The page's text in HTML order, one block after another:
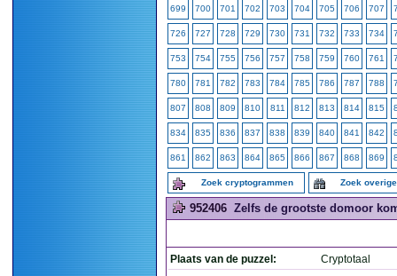
699 700 701 702 703 704 705 706 707
726 727 728 729 730 731 732 733 734
753 754 755 756 757 758 759 760 761
780 781 782 783 784 785 786 787 788
807 808 809 810 811 812 813 814 815
834 835 836 837 838 839 840 841 842
861 862 863 864 865 866 867 868 869
Zoek cryptogrammen Zoek
952406 Zelfs de grootste domoor
Plaats van de puzzel:
Cryptotaal